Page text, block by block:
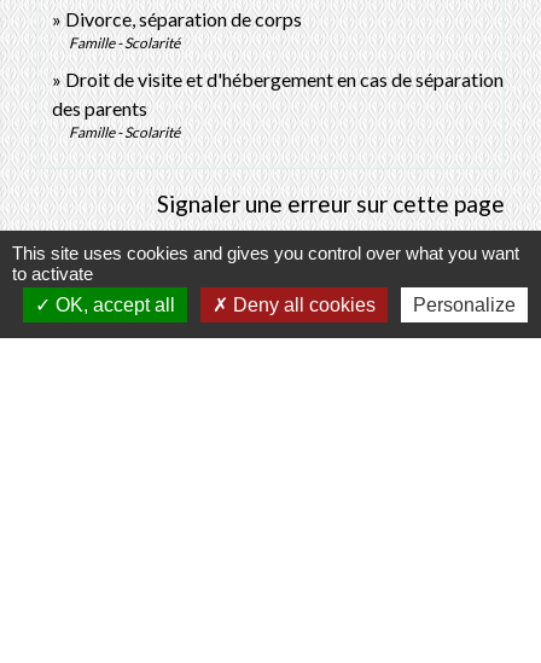
Divorce, séparation de corps
Famille - Scolarité
Droit de visite et d'hébergement en cas de séparation
des parents
Famille - Scolarité
Signaler une erreur sur cette page
Contacts
This site uses cookies and gives you control over what you want
to activate
OK, accept all
Deny all cookies Personalize